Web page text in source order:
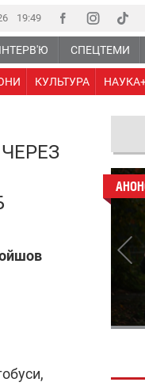
19 49
ІНТЕРВ'Ю СПЕЦТЕМИ
КУЛЬТУРА